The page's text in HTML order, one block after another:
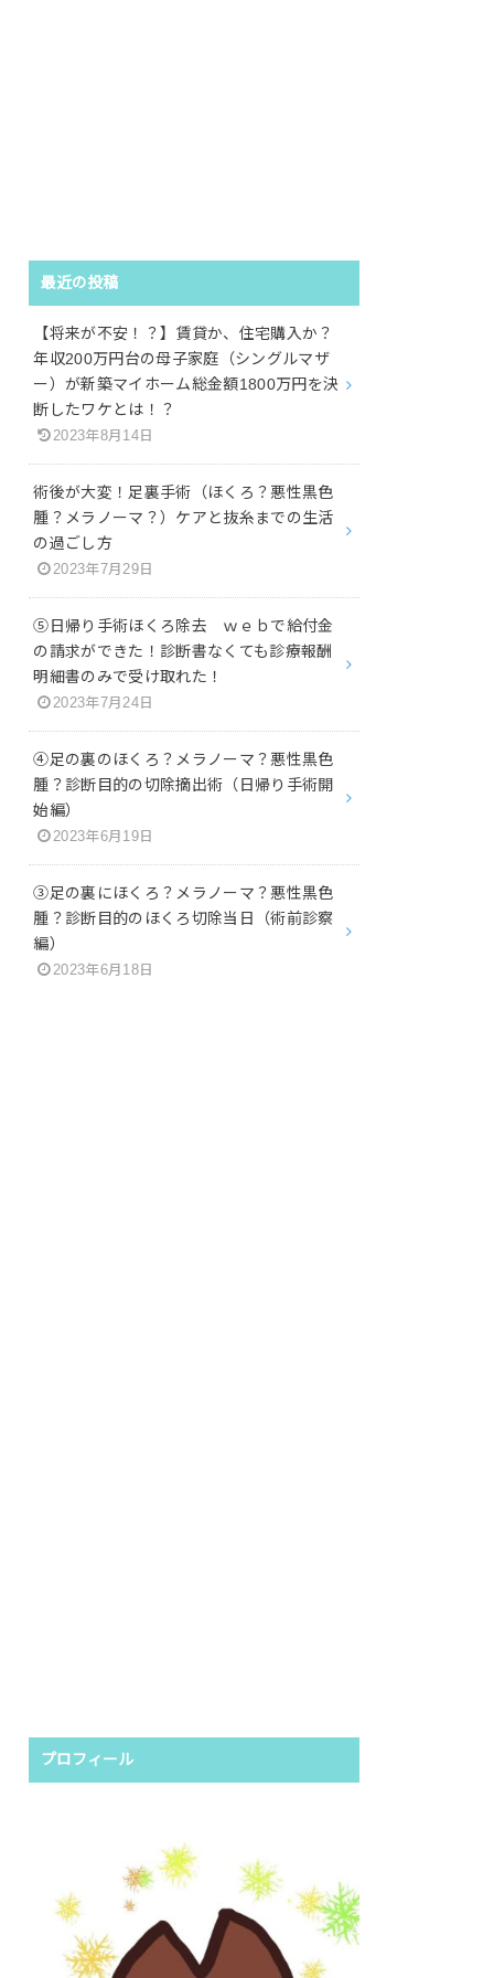
最近の投稿
【将来が不安！？】賃貸か、住宅購入か？
年収200万円台の母子家庭（シングルマザ
ー）が新築マイホーム総金額1800万円を決
断したワケとは！？
2023年8月14日
術後が大変！足裏手術（ほくろ？悪性黒色
腫？メラノーマ？）ケアと抜糸までの生活
の過ごし方
2023年7月29日
⑤日帰り手術ほくろ除去 ｗｅｂで給付金
の請求ができた！診断書なくても診療報酬
明細書のみで受け取れた！
2023年7月24日
④足の裏のほくろ？メラノーマ？悪性黒色
腫？診断目的の切除摘出術（日帰り手術開
始編）
2023年6月19日
③足の裏にほくろ？メラノーマ？悪性黒色
腫？診断目的のほくろ切除当日（術前診察
編）
2023年6月18日
プロフィール